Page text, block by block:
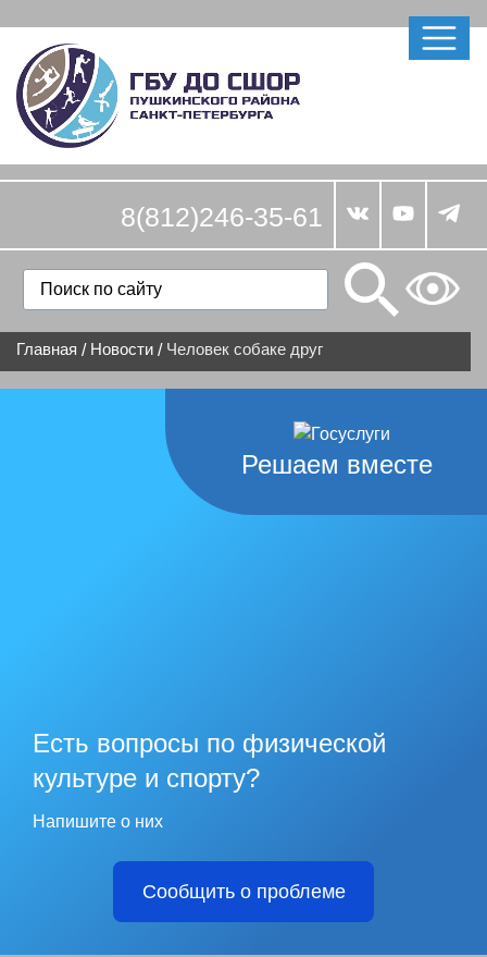
8(812)246-35-61
Главная / Новости / Человек собаке друг
Решаем вместе
Есть вопросы по физической
культуре и спорту?
Напишите о них
Сообщить о проблеме